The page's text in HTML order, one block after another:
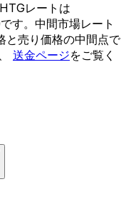
レートは
。中間市場レート
と売り価格の中間点で
送金ページをご覧く